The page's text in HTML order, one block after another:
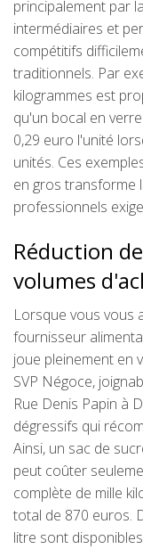
principalement par
intermédiaires et
compétitifs
traditionnels. Par
kilogrammes est
qu'un bocal en
0,29 euro l'unité
unités. Ces
en gros transforme
professionnels
Réduction
volumes
Lorsque vous vous
fournisseur
joue pleinement en
SVP Négoce,
Rue Denis Papin à
dégressifs qui
Ainsi, un sac de
peut coûter
complète de mille
total de 870 euros.
litre sont